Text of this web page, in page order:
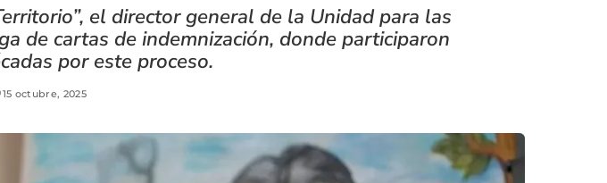
el director general de la Unidad para las
de cartas de indemnización, donde participaron
por este proceso.
15 octubre, 2025